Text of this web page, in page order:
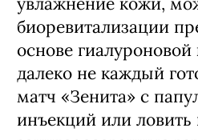
биоревитализации
основе
далеко не каждый
матч «Зенита» с
инъекций или ловить